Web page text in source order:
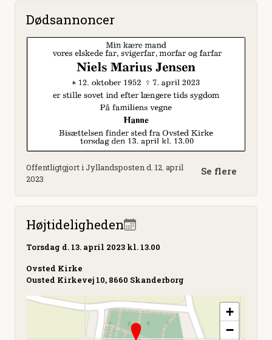
Dødsannoncer
Offentligtgjort i Jyllandsposten d. 12. april
2023
Se flere
Højtideligheden
Torsdag d. 13. april 2023 kl. 13.00
Ovsted Kirke
Ousted Kirkevej 10, 8660 Skanderborg
+
−